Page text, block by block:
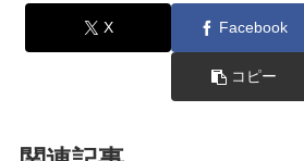
X Facebook
コピー